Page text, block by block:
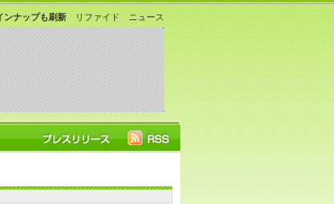
リファイド ニュース
ンナップも刷新